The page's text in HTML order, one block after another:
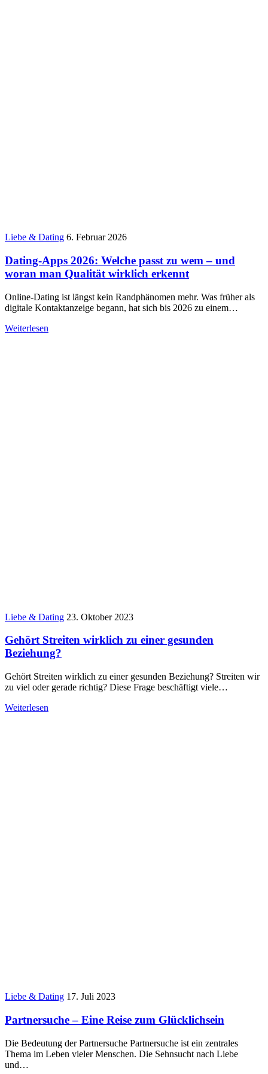
Liebe & Dating 6. Februar 2026
Dating-Apps 2026: Welche passt zu wem – und
woran man Qualität wirklich erkennt
Online-Dating ist längst kein Randphänomen mehr. Was früher als
digitale Kontaktanzeige begann, hat sich bis 2026 zu einem…
Weiterlesen
Liebe & Dating 23. Oktober 2023
Gehört Streiten wirklich zu einer gesunden
Beziehung?
Gehört Streiten wirklich zu einer gesunden Beziehung? Streiten wir
zu viel oder gerade richtig? Diese Frage beschäftigt viele…
Weiterlesen
Liebe & Dating 17. Juli 2023
Partnersuche – Eine Reise zum Glücklichsein
Die Bedeutung der Partnersuche Partnersuche ist ein zentrales
Thema im Leben vieler Menschen. Die Sehnsucht nach Liebe
und…